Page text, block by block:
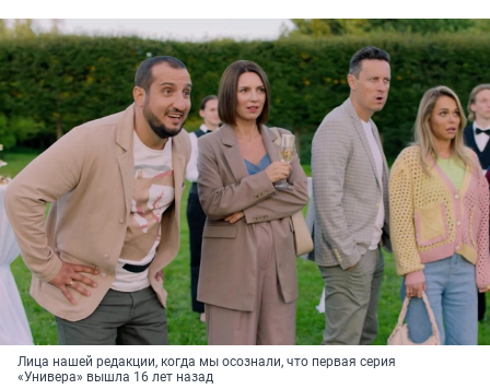
Лица нашей редакции, когда мы осознали, что первая серия
«Универа» вышла 16 лет назад